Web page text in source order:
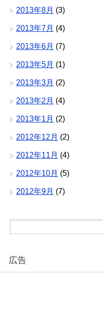
2013年8月 (3)
2013年7月 (4)
2013年6月 (7)
2013年5月 (1)
2013年3月 (2)
2013年2月 (4)
2013年1月 (2)
2012年12月 (2)
2012年11月 (4)
2012年10月 (5)
2012年9月 (7)
広告